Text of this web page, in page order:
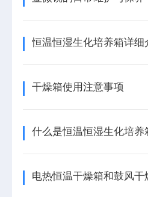
恒温恒湿生化培养箱详细
干燥箱使用注意事项
什么是恒温恒湿生化培养